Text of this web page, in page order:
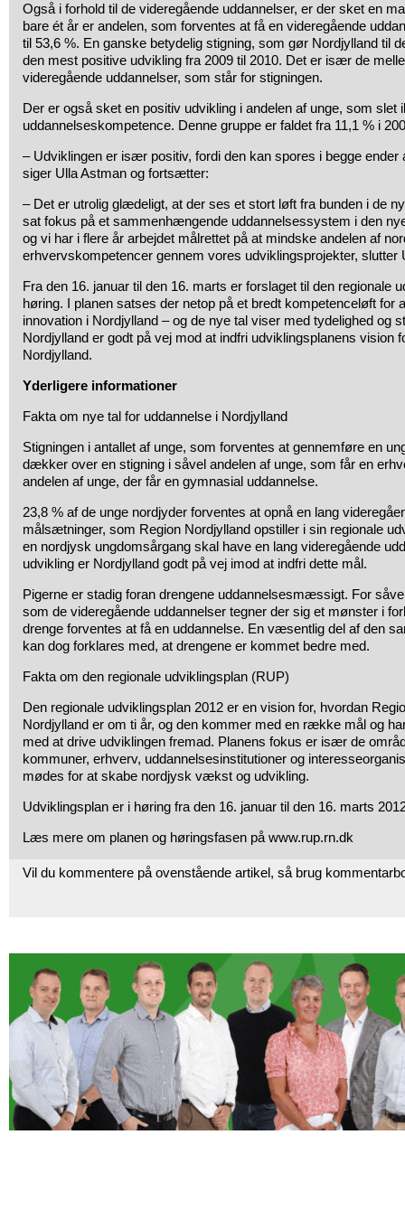
Også i forhold til de videregående uddannelser, er der sket en
bare ét år er andelen, som forventes at få en videregående
til 53,6 %. En ganske betydelig stigning, som gør Nordjylland til
den mest positive udvikling fra 2009 til 2010. Det er især de
videregående uddannelser, som står for stigningen.
Der er også sket en positiv udvikling i andelen af unge, som slet
uddannelseskompetence. Denne gruppe er faldet fra 11,1 % i
– Udviklingen er især positiv, fordi den kan spores i begge ender
siger Ulla Astman og fortsætter:
– Det er utrolig glædeligt, at der ses et stort løft fra bunden i de
sat fokus på et sammenhængende uddannelsessystem i den
og vi har i flere år arbejdet målrettet på at mindske andelen af
erhvervskompetencer gennem vores udviklingsprojekter, slutter
Fra den 16. januar til den 16. marts er forslaget til den regionale
høring. I planen satses der netop på et bredt kompetenceløft for
innovation i Nordjylland – og de nye tal viser med tydelighed og
Nordjylland er godt på vej mod at indfri udviklingsplanens vision
Nordjylland.
Yderligere informationer
Fakta om nye tal for uddannelse i Nordjylland
Stigningen i antallet af unge, som forventes at gennemføre en
dækker over en stigning i såvel andelen af unge, som får en
andelen af unge, der får en gymnasial uddannelse.
23,8 % af de unge nordjyder forventes at opnå en lang
målsætninger, som Region Nordjylland opstiller i sin regionale
en nordjysk ungdomsårgang skal have en lang videregående
udvikling er Nordjylland godt på vej imod at indfri dette mål.
Pigerne er stadig foran drengene uddannelsesmæssigt. For
som de videregående uddannelser tegner der sig et mønster i
drenge forventes at få en uddannelse. En væsentlig del af den
kan dog forklares med, at drengene er kommet bedre med.
Fakta om den regionale udviklingsplan (RUP)
Den regionale udviklingsplan 2012 er en vision for, hvordan
Nordjylland er om ti år, og den kommer med en række mål og
med at drive udviklingen fremad. Planens fokus er især de
kommuner, erhverv, uddannelsesinstitutioner og
mødes for at skabe nordjysk vækst og udvikling.
Udviklingsplan er i høring fra den 16. januar til den 16. marts
Læs mere om planen og høringsfasen på www.rup.rn.dk
Vil du kommentere på ovenstående artikel, så brug